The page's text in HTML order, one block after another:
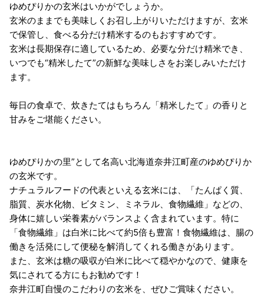
ゆめぴりかの玄米はいかがでしょうか。
玄米のままでも美味しくお召し上がりいただけますが、玄米
で保管し、食べる分だけ精米するのもおすすめです。
玄米は長期保存に適しているため、必要な分だけ精米でき、
いつでも“精米したて”の新鮮な美味しさをお楽しみいただけ
ます。
毎日の食卓で、炊きたてはもちろん「精米したて」の香りと
甘みをご堪能ください。
ゆめぴりかの里”として名高い北海道奈井江町産のゆめぴりか
の玄米です。
ナチュラルフードの代表といえる玄米には、「たんぱく質、
脂質、炭水化物、ビタミン、ミネラル、食物繊維」などの、
身体に嬉しい栄養素がバランスよく含まれています。特に
「食物繊維」は白米に比べて約5倍も豊富！食物繊維は、腸の
働きを活発にして便秘を解消してくれる働きがあります。
また、玄米は糖の吸収が白米に比べて穏やかなので、健康を
気にされてる方にもお勧めです！
奈井江町自慢のこだわりの玄米を、ぜひご賞味ください。